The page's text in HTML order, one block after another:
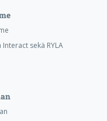
sekä RYLA